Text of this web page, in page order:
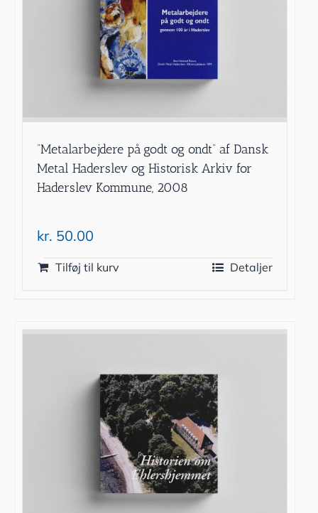
”Metalarbejdere på godt og ondt” af Dansk
Metal Haderslev og Historisk Arkiv for
Haderslev Kommune, 2008
kr. 50.00
Tilføj til kurv Detaljer